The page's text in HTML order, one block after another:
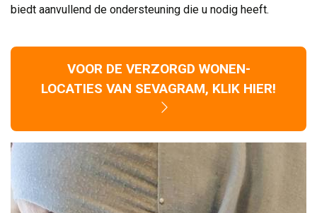
biedt aanvullend de ondersteuning die u nodig heeft.
VOOR DE VERZORGD WONEN-
LOCATIES VAN SEVAGRAM, KLIK HIER!